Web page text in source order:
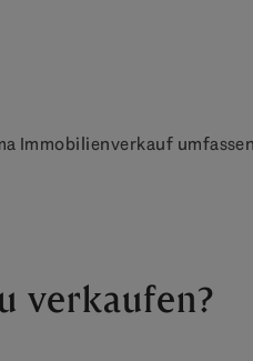
Immobilienverkauf
verkaufen?